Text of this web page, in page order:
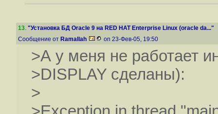
13. "Установка БД Oracle 9 на RED HAT Enterprise Linux (oracle da..."
Сообщение от Ramallah on 23-Фев-05, 19:50
>А у меня не работает
>DISPLAY сделаны):
>